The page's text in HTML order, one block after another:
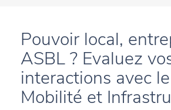
Pouvoir local,
ASBL ? Evaluez
interactions avec
Mobilité et